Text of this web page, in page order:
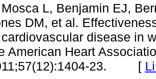
L, Benjamin EJ,
DM, et al.
disease in
American Heart
23. [